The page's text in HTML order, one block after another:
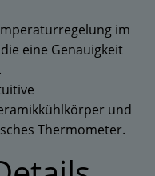
im
eine Genauigkeit
und
Thermometer.